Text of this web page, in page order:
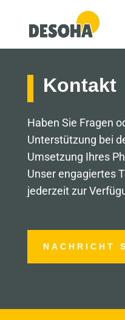
Kontakt
Haben Sie Fragen
Unterstützung bei
Umsetzung Ihres
Unser engagiertes
jederzeit zur
NACHRICHT